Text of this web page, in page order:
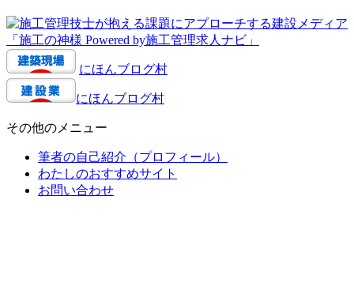
にほんブログ村
にほんブログ村
その他のメニュー
筆者の自己紹介（プロフィール）
わたしのおすすめサイト
お問い合わせ